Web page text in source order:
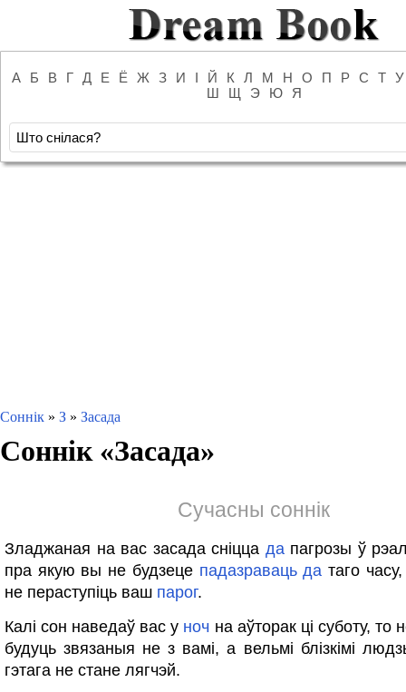
А Б В Г Д Е Ё Ж З И І Й К Л М Н О П Р С Т
У
Ш
Щ Э Ю Я
Соннік » З » Засада
Соннік «Засада»
Сучасны соннік
Зладжаная на вас засада сніцца дапагрозы ў
пра якую вы не будзеце падазраваць да таго
не пераступіць ваш парог.
Калі сон наведаў вас у ноч на аўторак ці суботу, то
будуць звязаныя не з вамі, а вельмі блізкімі
гэтага не стане лягчэй.